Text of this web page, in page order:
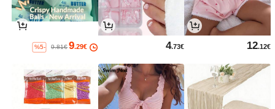
12.12€
4.73€
9.29€
9.81€
%5-